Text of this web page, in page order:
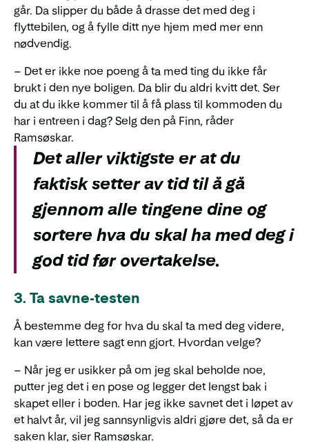
går. Da slipper du både å drasse det med deg i
flyttebilen, og å fylle ditt nye hjem med mer enn
nødvendig.
– Det er ikke noe poeng å ta med ting du ikke får
brukt i den nye boligen. Da blir du aldri kvitt det. Ser
du at du ikke kommer til å få plass til kommoden du
har i entreen i dag? Selg den på Finn, råder
Ramsøskar.
Det aller viktigste er at du
faktisk setter av tid til å gå
gjennom alle tingene dine og
sortere hva du skal ha med deg i
god tid før overtakelse.
3. Ta savne-testen
Å bestemme deg for hva du skal ta med deg videre,
kan være lettere sagt enn gjort. Hvordan velge?
– Når jeg er usikker på om jeg skal beholde noe,
putter jeg det i en pose og legger det lengst bak i
skapet eller i boden. Har jeg ikke savnet det i løpet av
et halvt år, vil jeg sannsynligvis aldri gjøre det, så da er
saken klar, sier Ramsøskar.